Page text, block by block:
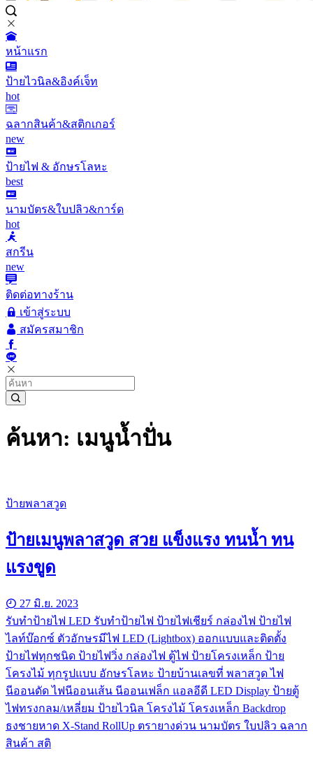
หน้าแรก
ป้ายไวนิล&อิงค์เจ็ท
hot
ฉลากสินค้า&สติกเกอร์
new
ป้ายไฟ & อักษรโลหะ
best
นามบัตร&ใบปลิว&การ์ด
hot
สกรีน
new
ติดต่อทางร้าน
เข้าสู่ระบบ
สมัครสมาชิก
ค้นหา: เมนูน้ำปั่น
ป้ายพลาสวูด
ป้ายเมนูพลาสวูด สวย แข็งแรง ทนน้ำ ทน
แรงขูด
27 มิ.ย. 2023
รับทําป้ายไฟ LED รับทำป้ายไฟ ป้ายไฟเชียร์ กล่องไฟ ป้ายไฟ
ไลท์บ๊อกซ์ ตัวอักษรมีไฟ LED (Lightbox) ออกแบบและติดตั้ง
ป้ายไฟทุกชนิด ป้ายไฟวิ่ง กล่องไฟ ตู้ไฟ ป้ายโครงเหล็ก ป้าย
โครงไม้ ทุกรูปแบบ อักษรโลหะ ป้ายบ้านเลขที่ พลาสวูด ไฟ
นีออนดัด ไฟนีออนเส้น นีออนเฟล็ก แอลอีดี LED Display ป้ายตู้
ไฟทรงกลม/เหลี่ยม ป้ายไวนิล โครงไม้ โครงเหล็ก Backdrop
ธงชายหาด X-Stand RollUp ตรายางด่วน นามบัตร ใบปลิว ฉลาก
สินค้า สติ